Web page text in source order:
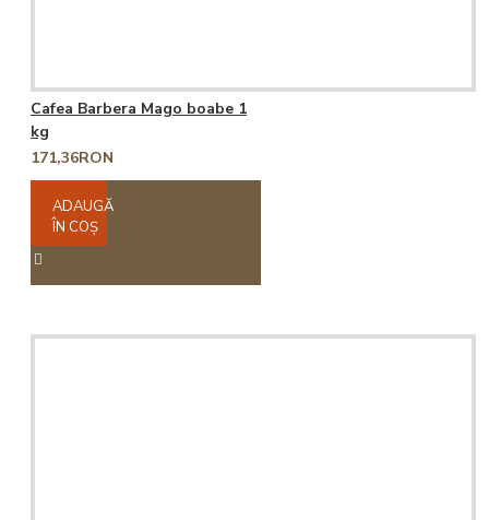
Cafea Barbera Mago boabe 1
kg
171,36RON
ADAUGĂ
ÎN COŞ